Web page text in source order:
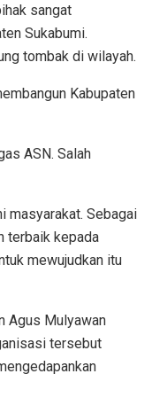
sangat
Sukabumi.
tombak di wilayah.
Kabupaten
ASN. Salah
masyarakat. Sebagai
terbaik kepada
mewujudkan itu
Agus Mulyawan
tersebut